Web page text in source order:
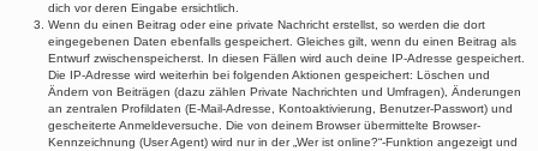
dich vor deren Eingabe ersichtlich.
Wenn du einen Beitrag oder eine private Nachricht erstellst, so werden die dort
eingegebenen Daten ebenfalls gespeichert. Gleiches gilt, wenn du einen Beitrag als
Entwurf zwischenspeicherst. In diesen Fällen wird auch deine IP-Adresse gespeichert.
Die IP-Adresse wird weiterhin bei folgenden Aktionen gespeichert: Löschen und
Ändern von Beiträgen (dazu zählen Private Nachrichten und Umfragen), Änderungen
an zentralen Profildaten (E-Mail-Adresse, Kontoaktivierung, Benutzer-Passwort) und
gescheiterte Anmeldeversuche. Die von deinem Browser übermittelte Browser-
Kennzeichnung (User Agent) wird nur in der „Wer ist online?“-Funktion angezeigt und